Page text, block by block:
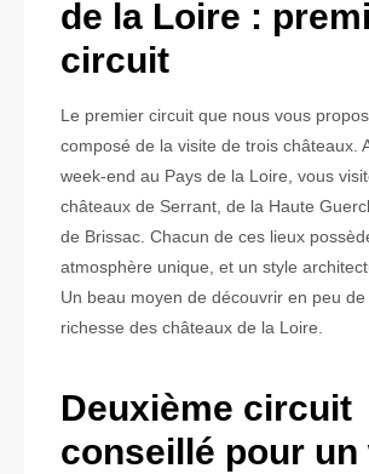
de la Loire :
circuit
Le premier circuit que nous vous
composé de la visite de trois châteaux.
week-end au Pays de la Loire, vous
châteaux de Serrant, de la Haute
de Brissac. Chacun de ces lieux
atmosphère unique, et un style
Un beau moyen de découvrir en peu
richesse des châteaux de la Loire.
Deuxième circuit
conseillé pour un